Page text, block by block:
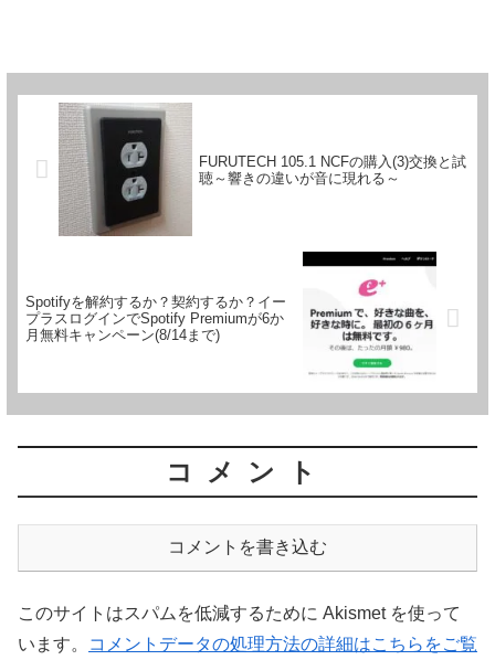
FURUTECH 105.1 NCFの購入(3)交換と試
聴～響きの違いが音に現れる～
Spotifyを解約するか？契約するか？イー
プラスログインでSpotify Premiumが6か
月無料キャンペーン(8/14まで)
コメント
コメントを書き込む
このサイトはスパムを低減するために Akismet を使って
います。
コメントデータの処理方法の詳細はこちらをご覧